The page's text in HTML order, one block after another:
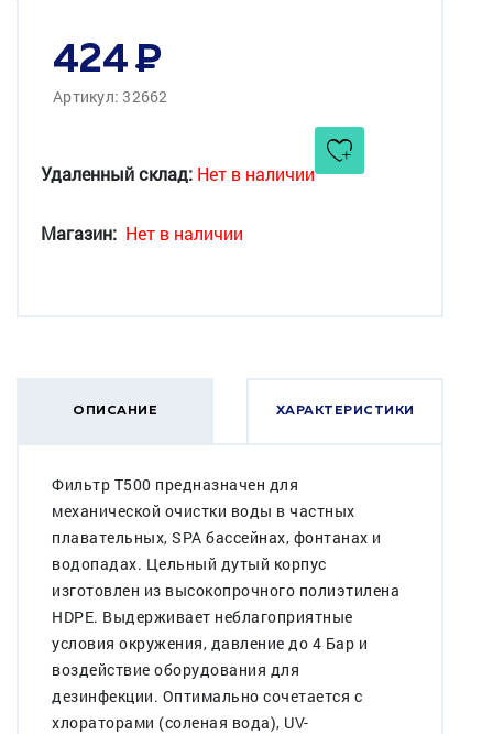
424
Артикул: 32662
Удаленный склад: Нет в наличии
Магазин: Нет в наличии
ОПИСАНИЕ ХАРАКТЕРИСТИКИ
Фильтр T500 предназначен для
механической очистки воды в частных
плавательных, SPA бассейнах, фонтанах и
водопадах. Цельный дутый корпус
изготовлен из высокопрочного полиэтилена
HDPE. Выдерживает неблагоприятные
условия окружения, давление до 4 Бар и
воздействие оборудования для
дезинфекции. Оптимально сочетается с
хлораторами (соленая вода), UV-